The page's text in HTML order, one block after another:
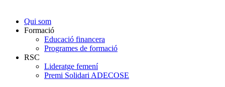
Qui som
Formació
Educació financera
Programes de formació
RSC
Lideratge femení
Premi Solidari ADECOSE